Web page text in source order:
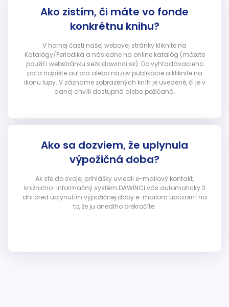
Ako zistím, či máte vo fonde
konkrétnu knihu?
V hornej časti našej webovej stránky kliknite na
Katalógy/Periodiká a následne na online katalóg (môžete
použiť i webstránku sezk.dawinci.sk). Do vyhľadávacieho
poľa napíšte autora alebo názov publikácie a kliknite na
ikonu lupy. V zázname zobrazených kníh je uvedené, či je v
danej chvíli dostupná alebo požičaná.
Ako sa dozviem, že uplynula
výpožičná doba?
Ak ste do svojej prihlášky uviedli e-mailový kontakt,
knižnično-informačný systém DAWINCI vás automaticky 3
dni pred uplynutím výpožičnej doby e-mailom upozorní na
to, že ju onedlho prekročíte.